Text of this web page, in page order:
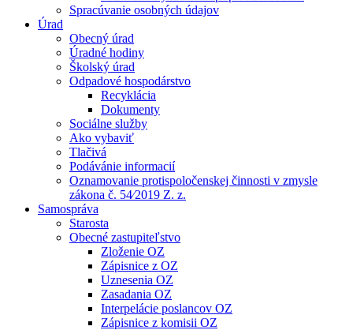
Spracúvanie osobných údajov
Úrad
Obecný úrad
Úradné hodiny
Školský úrad
Odpadové hospodárstvo
Recyklácia
Dokumenty
Sociálne služby
Ako vybaviť
Tlačivá
Podávánie informacií
Oznamovanie protispoločenskej činnosti v zmysle
zákona č. 54⁄2019 Z. z.
Samospráva
Starosta
Obecné zastupiteľstvo
Zloženie OZ
Zápisnice z OZ
Uznesenia OZ
Zasadania OZ
Interpelácie poslancov OZ
Zápisnice z komisii OZ